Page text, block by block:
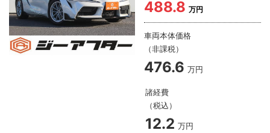
488.8 万円
車両本体価格
（非課税）
476.6 万円
諸経費
（税込）
12.2 万円